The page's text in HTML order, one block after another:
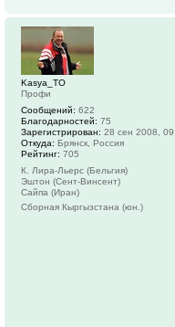
Kasya_TO
Профи
Сообщений: 622
Благодарностей: 75
Зарегистрирован: 28 сен 2008,
Откуда: Брянск, Россия
Рейтинг: 705
К. Лира-Льерс (Бельгия)
Эштон (Сент-Винсент)
Сайпа (Иран)
Сборная Кыргызстана (юн.)